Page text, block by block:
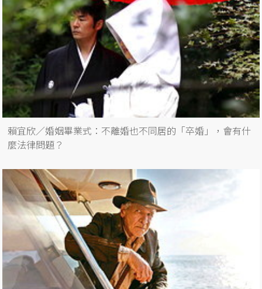
賴宜欣／婚姻畢業式：不離婚也不同居的「卒婚」，會有什
麼法律問題？